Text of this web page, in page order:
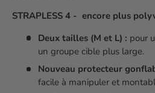
STRAPLESS 4 - encore plus
Deux tailles (M et L) : pour
un groupe cible plus large.
Nouveau protecteur
facile à manipuler et